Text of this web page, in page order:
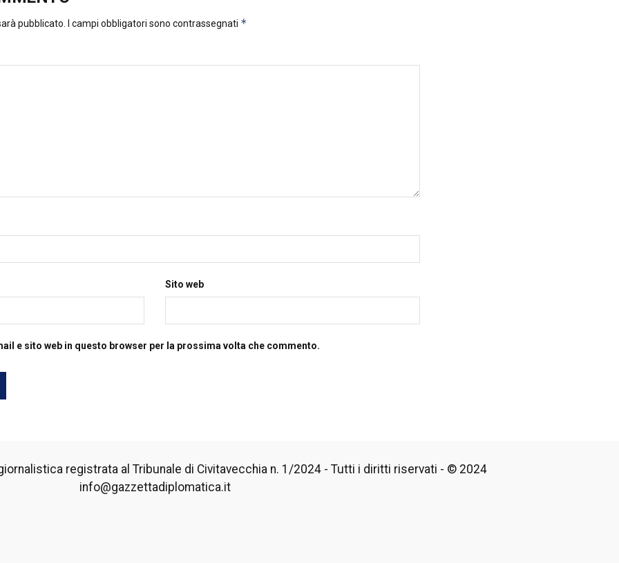
pubblicato. I campi obbligatori sono contrassegnati *
Sito web
e sito web in questo browser per la prossima volta che commento.
registrata al Tribunale di Civitavecchia n. 1/2024 - Tutti i diritti riservati - © 2024
info@gazzettadiplomatica.it